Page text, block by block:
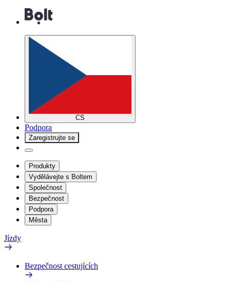
CS
Podpora
Zaregistrujte se
Produkty
Vydělávejte s Boltem
Společnost
Bezpečnost
Podpora
Města
Jízdy
Bezpečnost cestujících